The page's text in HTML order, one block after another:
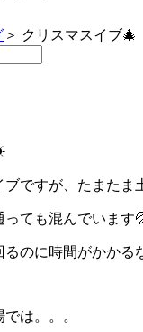
＞ クリスマスイブ🎄
ですが、たまたま
っても混んでいます
るのに時間がかかる
は。。。